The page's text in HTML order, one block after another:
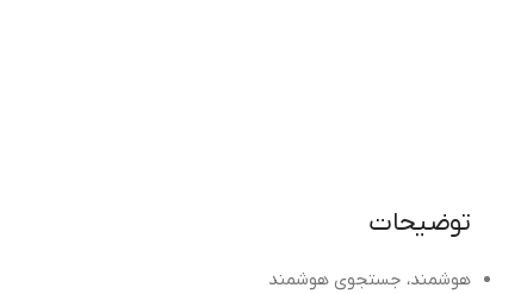
توضیحات
هوشمند، جستجوی هوشمند